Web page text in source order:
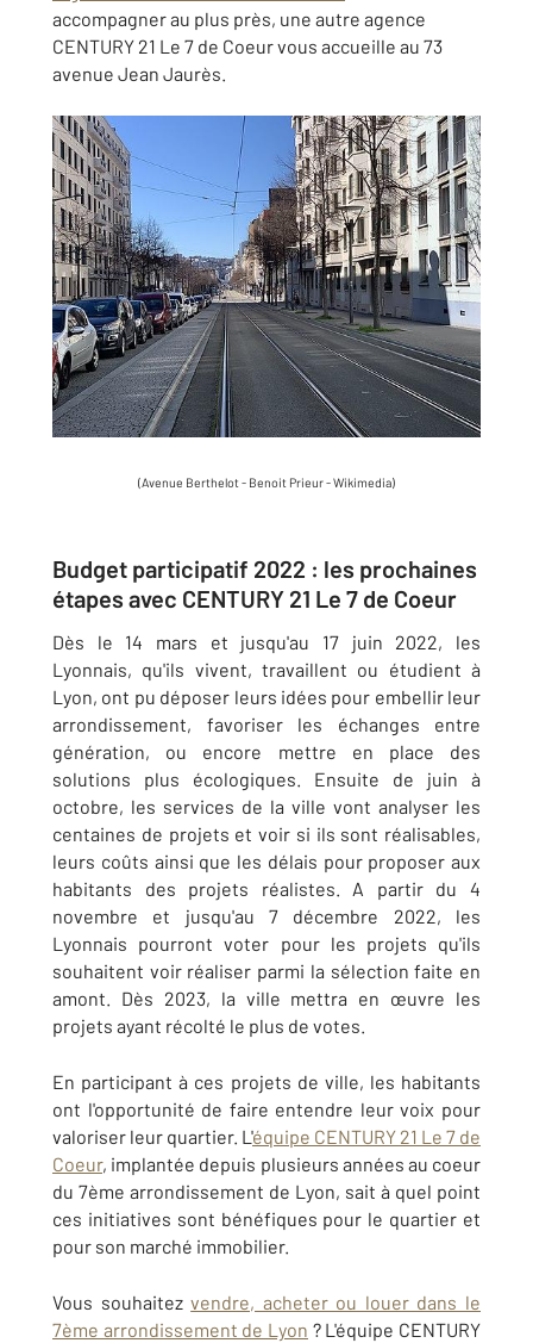
accompagner au plus près, une autre agence
CENTURY 21 Le 7 de Coeur vous accueille au 73
avenue Jean Jaurès.
(Avenue Berthelot - Benoit Prieur - Wikimedia)
Budget participatif 2022 : les prochaines
étapes avec CENTURY 21 Le 7 de Coeur
Dès le 14 mars et jusqu'au 17 juin 2022, les
Lyonnais, qu'ils vivent, travaillent ou étudient à
Lyon, ont pu déposer leurs idées pour embellir leur
arrondissement, favoriser les échanges entre
génération, ou encore mettre en place des
solutions plus écologiques. Ensuite de juin à
octobre, les services de la ville vont analyser les
centaines de projets et voir si ils sont réalisables,
leurs coûts ainsi que les délais pour proposer aux
habitants des projets réalistes. A partir du 4
novembre et jusqu'au 7 décembre 2022, les
Lyonnais pourront voter pour les projets qu'ils
souhaitent voir réaliser parmi la sélection faite en
amont. Dès 2023, la ville mettra en œuvre les
projets ayant récolté le plus de votes.
En participant à ces projets de ville, les habitants
ont l'opportunité de faire entendre leur voix pour
valoriser leur quartier. L'équipe CENTURY 21 Le 7 de
Coeur, implantée depuis plusieurs années au coeur
du 7ème arrondissement de Lyon, sait à quel point
ces initiatives sont bénéfiques pour le quartier et
pour son marché immobilier.
Vous souhaitezvendre, acheter ou louer dans le
7ème arrondissement de Lyon ? L'équipe CENTURY